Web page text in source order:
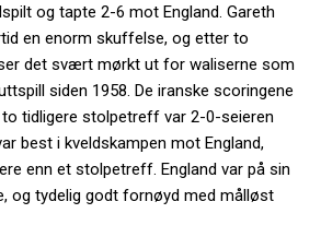
og tapte 2-6 mot England. Gareth
en enorm skuffelse, og etter to
det svært mørkt ut for waliserne som
siden 1958. De iranske scoringene
tidligere stolpetreff var 2-0-seieren
best i kveldskampen mot England,
enn et stolpetreff. England var på sin
og tydelig godt fornøyd med målløst